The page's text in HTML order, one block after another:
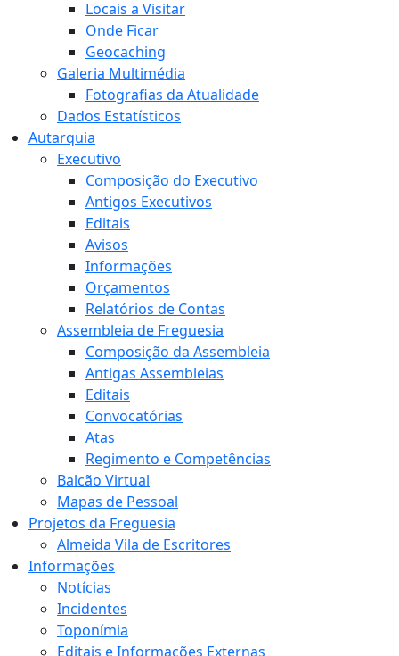
Locais a Visitar
Onde Ficar
Geocaching
Galeria Multimédia
Fotografias da Atualidade
Dados Estatísticos
Autarquia
Executivo
Composição do Executivo
Antigos Executivos
Editais
Avisos
Informações
Orçamentos
Relatórios de Contas
Assembleia de Freguesia
Composição da Assembleia
Antigas Assembleias
Editais
Convocatórias
Atas
Regimento e Competências
Balcão Virtual
Mapas de Pessoal
Projetos da Freguesia
Almeida Vila de Escritores
Informações
Notícias
Incidentes
Toponímia
Editais e Informações Externas